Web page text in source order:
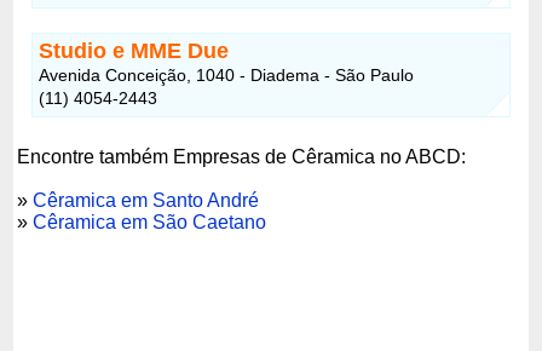
Studio e MME Due
Avenida Conceição, 1040 - Diadema - São Paulo
(11) 4054-2443
Encontre também Empresas de Cêramica no ABCD:
»Cêramica em Santo André
»Cêramica em São Caetano